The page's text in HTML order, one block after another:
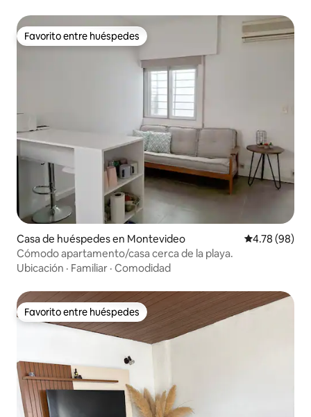
Favorito entre huéspedes
Favorito entre huéspedes
Casa de huéspedes en Montevideo Calificación
4.78 (98)
Cómodo apartamento/casa cerca de la playa.
Ubicación · Familiar · Comodidad
Favorito entre huéspedes
Favorito entre huéspedes